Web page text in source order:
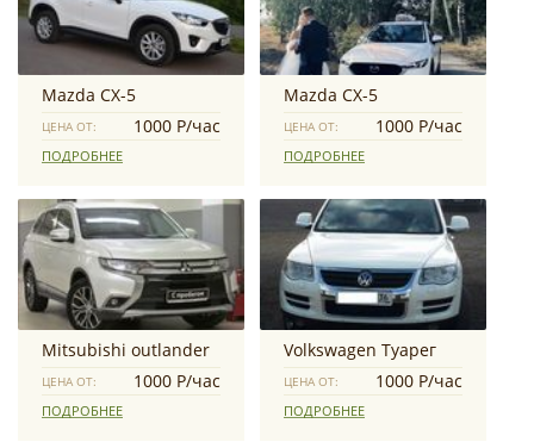
Mazda CX-5
ЦЕНА ОТ: 1000 Р/час
ПОДРОБНЕЕ
Mazda СX-5
ЦЕНА ОТ: 1000 Р/час
ПОДРОБНЕЕ
Mitsubishi outlander
ЦЕНА ОТ: 1000 Р/час
ПОДРОБНЕЕ
Volkswagen Туарег
ЦЕНА ОТ: 1000 Р/час
ПОДРОБНЕЕ